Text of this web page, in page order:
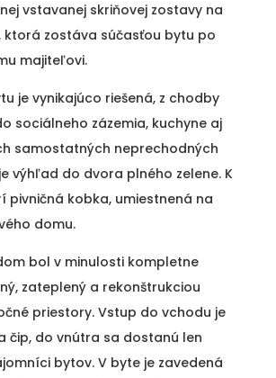
vstavanej skriňovej zostavy na
ktorá zostáva súčasťou bytu po
majiteľovi.
je vynikajúco riešená, z chodby
sociálneho zázemia, kuchyne aj
samostatných neprechodných
výhľad do dvora plného zelene. K
pivničná kobka, umiestnená na
domu.
bol v minulosti kompletne
zateplený a rekonštrukciou
priestory. Vstup do vchodu je
čip, do vnútra sa dostanú len
bytov. V byte je zavedená